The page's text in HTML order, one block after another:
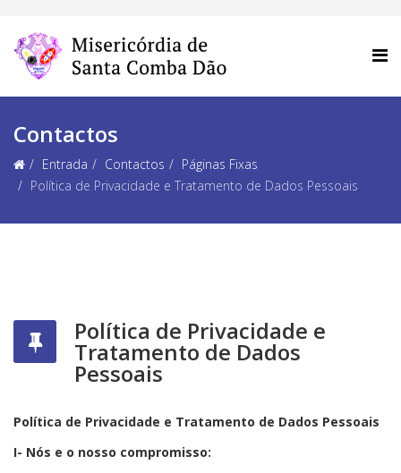
Contactos
Entrada Contactos
Páginas Fixas
Política de Privacidade e Tratamento de Dados Pessoais
Política de Privacidade e
Tratamento de Dados
Pessoais
Política de Privacidade e Tratamento de Dados Pessoais
I- Nós e o nosso compromisso: